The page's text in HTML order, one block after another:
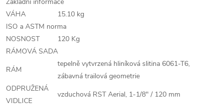
VÁHA
15.10 kg
ISO a ASTM norma
NOSNOST
120 Kg
RÁMOVÁ SADA
RÁM
tepelně vytvrzená hliníková slitina 6061-T6,
zábavná trailová geometrie
ODPRUŽENÁ
VIDLICE
vzduchová RST Aerial, 1-1/8" / 120 mm